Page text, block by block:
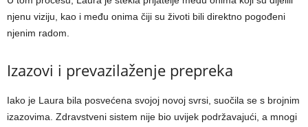
njenu viziju, kao i među onima čiji su životi bili direktno pogođeni
njenim radom.
Izazovi i prevazilaženje prepreka
Iako je Laura bila posvećena svojoj novoj svrsi, suočila se s brojnim
izazovima. Zdravstveni sistem nije bio uvijek podržavajući, a mnogi